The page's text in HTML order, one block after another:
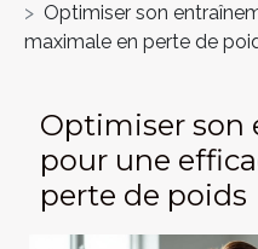
Optimiser son
maximale en perte de
Optimiser son
pour une
perte de poids